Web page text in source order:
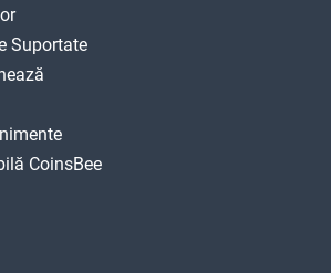
Suportate
CoinsBee